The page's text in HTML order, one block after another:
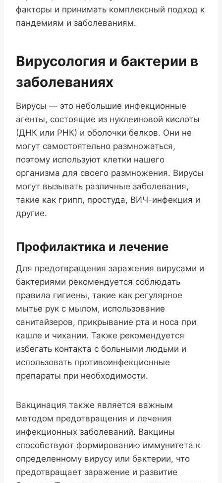
факторы и принимать комплексный подход к
пандемиям и заболеваниям.
Вирусология и бактерии в
заболеваниях
Вирусы — это небольшие инфекционные
агенты, состоящие из нуклеиновой кислоты
(ДНК или РНК) и оболочки белков. Они не
могут самостоятельно размножаться,
поэтому используют клетки нашего
организма для своего размножения. Вирусы
могут вызывать различные заболевания,
такие как грипп, простуда, ВИЧ-инфекция и
другие.
Профилактика и лечение
Для предотвращения заражения вирусами и
бактериями рекомендуется соблюдать
правила гигиены, такие как регулярное
мытье рук с мылом, использование
санитайзеров, прикрывание рта и носа при
кашле и чихании. Также рекомендуется
избегать контакта с больными людьми и
использовать противоинфекционные
препараты при необходимости.
Вакцинация также является важным
методом предотвращения и лечения
инфекционных заболеваний. Вакцины
способствуют формированию иммунитета к
определенному вирусу или бактерии, что
предотвращает заражение и развитие